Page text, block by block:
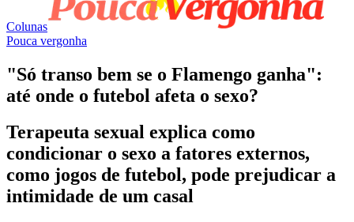
Colunas
Pouca vergonha
"Só transo bem se o Flamengo ganha":
até onde o futebol afeta o sexo?
Terapeuta sexual explica como
condicionar o sexo a fatores externos,
como jogos de futebol, pode prejudicar a
intimidade de um casal